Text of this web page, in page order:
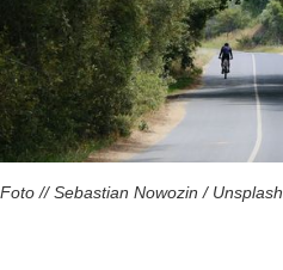
Foto // Sebastian Nowozin / Unsplash